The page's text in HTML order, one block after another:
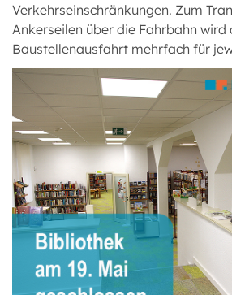
Verkehrseinschränkungen. Zum
Ankerseilen über die Fahrbahn wird
Baustellenausfahrt mehrfach für